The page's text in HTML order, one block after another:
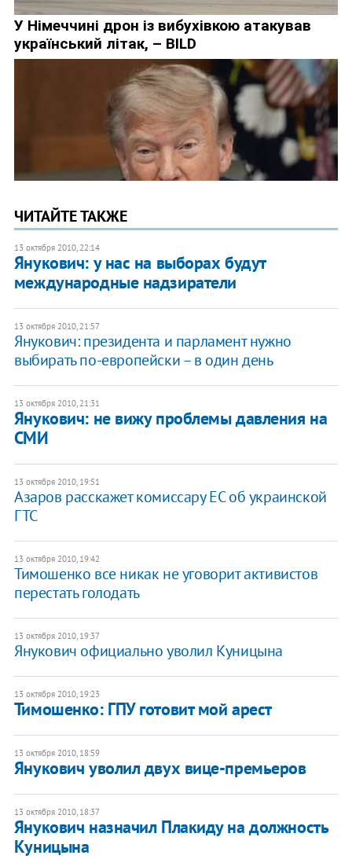
ЧИТАЙТЕ ТАКЖЕ
13 октября 2010, 22:14
Янукович: у нас на выборах будут
международные надзиратели
13 октября 2010, 21:57
Янукович: президента и парламент нужно
выбирать по-европейски – в один день
13 октября 2010, 21:31
​Янукович: не вижу проблемы давления на
СМИ
13 октября 2010, 19:51
Азаров расскажет комиссару ЕС об украинской
ГТС
13 октября 2010, 19:42
Тимошенко все никак не уговорит активистов
перестать голодать
13 октября 2010, 19:37
Янукович официально уволил Куницына
13 октября 2010, 19:23
Тимошенко: ГПУ готовит мой арест
13 октября 2010, 18:59
Янукович уволил двух вице-премьеров
13 октября 2010, 18:37
Янукович назначил Плакиду на должность
Куницына